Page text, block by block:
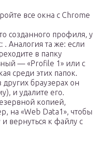
все окна с Chrome
созданного профиля, у
Аналогия та же: если
в папку
— «Profile 1» или с
среди этих папок.
браузерах он
и удалите его.
копией,
на «Web Data1», чтобы
и вернуться к файлу с